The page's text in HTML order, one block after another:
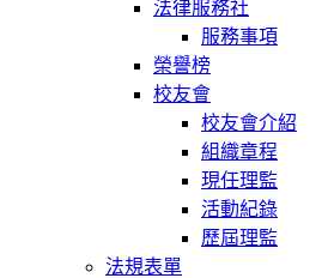
法律服務社
服務事項
榮譽榜
校友會
校友會介紹
組織章程
現任理監
活動紀錄
歷屆理監
法規表單